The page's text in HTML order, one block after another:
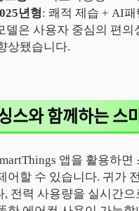
년형: 쾌적 제습 + AI
델은 사용자 중심의 편의
상됐습니다.
스와 함께하는 스
앱을 활용하면
어할 수 있습니다. 귀가
, 전력 사용량을 실시간으